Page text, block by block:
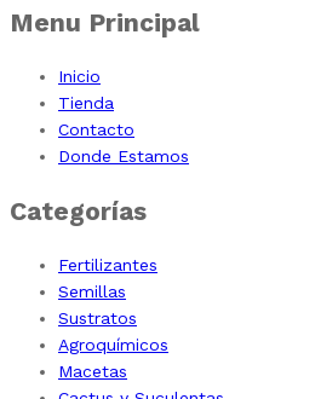
Menu Principal
Inicio
Tienda
Contacto
Donde Estamos
Categorías
Fertilizantes
Semillas
Sustratos
Agroquímicos
Macetas